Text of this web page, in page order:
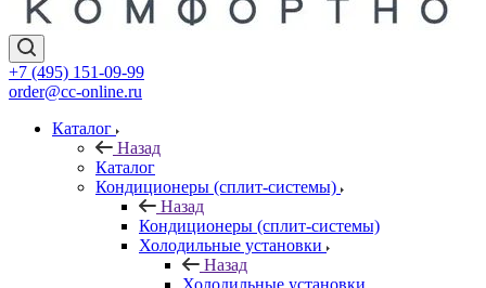
+7 (495) 151-09-99
order@cc-online.ru
Каталог
Назад
Каталог
Кондиционеры (сплит-системы)
Назад
Кондиционеры (сплит-системы)
Холодильные установки
Назад
Холодильные установки